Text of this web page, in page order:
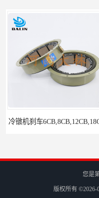
冷镦机刹车
您是
版权所有 ©2026-